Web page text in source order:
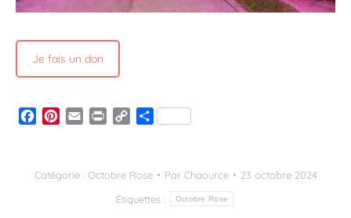
Je fais un don
Facebook
Pinterest
Email Print
CopyPartager
Catégorie : Octobre Rose Par Chaource
23 octobre 2024
Étiquettes :
Octobre Rose